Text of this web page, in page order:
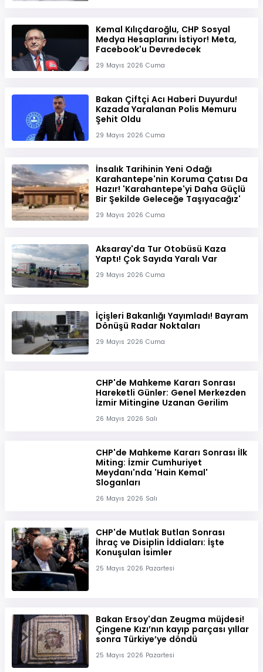
Kemal Kılıçdaroğlu, CHP Sosyal
Medya Hesaplarını İstiyor! Meta,
Facebook'u Devredecek
29 Mayıs 2026 Cuma
Bakan Çiftçi Acı Haberi Duyurdu!
Kazada Yaralanan Polis Memuru
Şehit Oldu
29 Mayıs 2026 Cuma
İnsalık Tarihinin Yeni Odağı
Karahantepe'nin Koruma Çatısı Da
Hazır! 'Karahantepe'yi Daha Güçlü
Bir Şekilde Geleceğe Taşıyacağız'
29 Mayıs 2026 Cuma
Aksaray'da Tur Otobüsü Kaza
Yaptı! Çok Sayıda Yaralı Var
29 Mayıs 2026 Cuma
İçişleri Bakanlığı Yayımladı! Bayram
Dönüşü Radar Noktaları
29 Mayıs 2026 Cuma
CHP'de Mahkeme Kararı Sonrası
Hareketli Günler: Genel Merkezden
İzmir Mitingine Uzanan Gerilim
26 Mayıs 2026 Salı
CHP'de Mahkeme Kararı Sonrası İlk
Miting: İzmir Cumhuriyet
Meydanı'nda 'Hain Kemal'
Sloganları
26 Mayıs 2026 Salı
CHP'de Mutlak Butlan Sonrası
İhraç ve Disiplin İddiaları: İşte
Konuşulan İsimler
25 Mayıs 2026 Pazartesi
Bakan Ersoy'dan Zeugma müjdesi!
Çingene Kızı’nın kayıp parçası yıllar
sonra Türkiye’ye döndü
25 Mayıs 2026 Pazartesi